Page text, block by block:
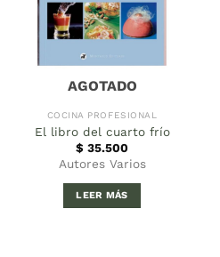
AGOTADO
COCINA PROFESIONAL
El libro del cuarto frío
$ 35.500
Autores Varios
LEER MÁS